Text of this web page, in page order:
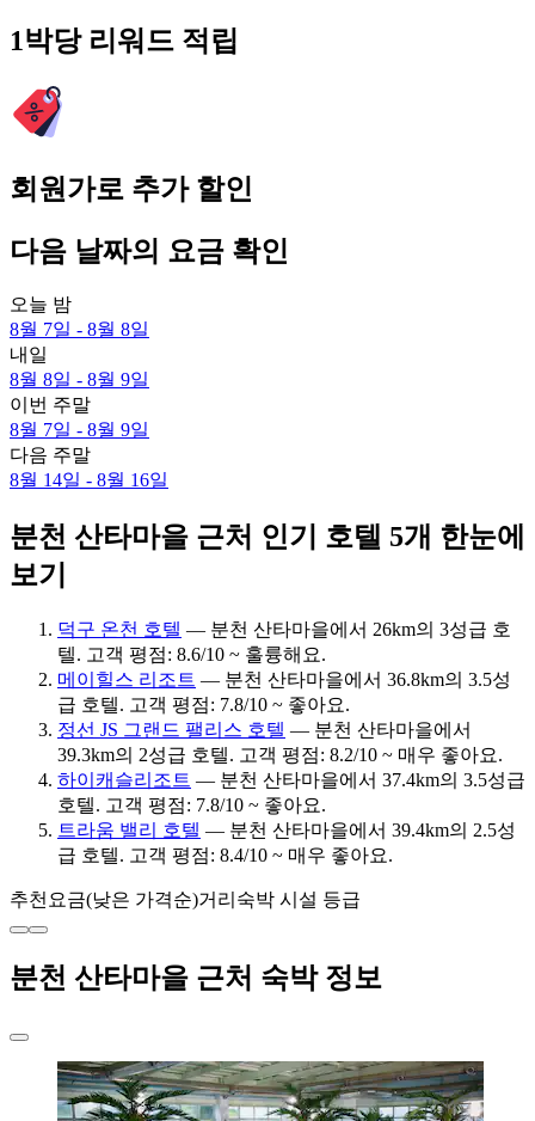
1박당 리워드 적립
회원가로 추가 할인
다음 날짜의 요금 확인
오늘 밤
8월 7일 - 8월 8일
내일
8월 8일 - 8월 9일
이번 주말
8월 7일 - 8월 9일
다음 주말
8월 14일 - 8월 16일
분천 산타마을 근처 인기 호텔 5개 한눈에
보기
덕구 온천 호텔 — 분천 산타마을에서 26km의 3성급 호
텔. 고객 평점: 8.6/10 ~ 훌륭해요.
메이힐스 리조트 — 분천 산타마을에서 36.8km의 3.5성
급 호텔. 고객 평점: 7.8/10 ~ 좋아요.
정선 JS 그랜드 팰리스 호텔 — 분천 산타마을에서
39.3km의 2성급 호텔. 고객 평점: 8.2/10 ~ 매우 좋아요.
하이캐슬리조트 — 분천 산타마을에서 37.4km의 3.5성급
호텔. 고객 평점: 7.8/10 ~ 좋아요.
트라움 밸리 호텔 — 분천 산타마을에서 39.4km의 2.5성
급 호텔. 고객 평점: 8.4/10 ~ 매우 좋아요.
추천 요금(낮은 가격순)거리 숙박 시설 등급
분천 산타마을 근처 숙박 정보